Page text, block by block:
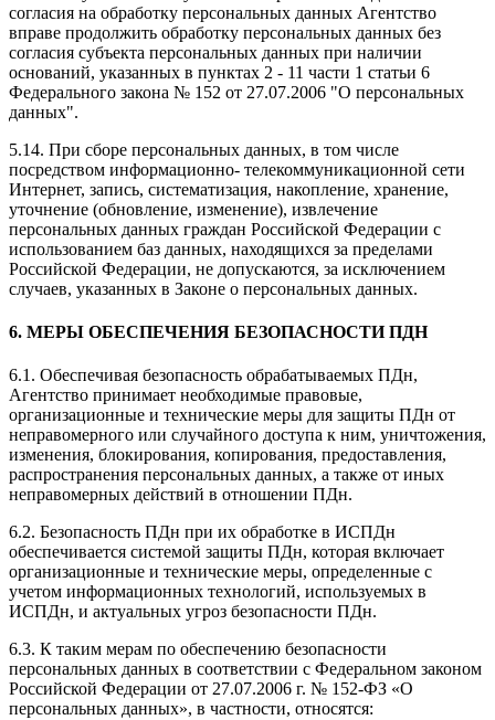
согласия на обработку персональных данных Агентство
вправе продолжить обработку персональных данных без
согласия субъекта персональных данных при наличии
оснований, указанных в пунктах 2 - 11 части 1 статьи 6
Федерального закона № 152 от 27.07.2006 "О персональных
данных".
5.14. При сборе персональных данных, в том числе
посредством информационно- телекоммуникационной сети
Интернет, запись, систематизация, накопление, хранение,
уточнение (обновление, изменение), извлечение
персональных данных граждан Российской Федерации с
использованием баз данных, находящихся за пределами
Российской Федерации, не допускаются, за исключением
случаев, указанных в Законе о персональных данных.
6. МЕРЫ ОБЕСПЕЧЕНИЯ БЕЗОПАСНОСТИ ПДН
6.1. Обеспечивая безопасность обрабатываемых ПДн,
Агентство принимает необходимые правовые,
организационные и технические меры для защиты ПДн от
неправомерного или случайного доступа к ним, уничтожения,
изменения, блокирования, копирования, предоставления,
распространения персональных данных, а также от иных
неправомерных действий в отношении ПДн.
6.2. Безопасность ПДн при их обработке в ИСПДн
обеспечивается системой защиты ПДн, которая включает
организационные и технические меры, определенные с
учетом информационных технологий, используемых в
ИСПДн, и актуальных угроз безопасности ПДн.
6.3. К таким мерам по обеспечению безопасности
персональных данных в соответствии с Федеральном законом
Российской Федерации от 27.07.2006 г. № 152-ФЗ «О
персональных данных», в частности, относятся: